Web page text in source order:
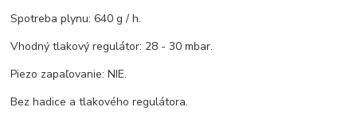
Spotreba plynu: 640 g / h.
Vhodný tlakový regulátor: 28 - 30 mbar.
Piezo zapaľovanie: NIE.
Bez hadice a tlakového regulátora.